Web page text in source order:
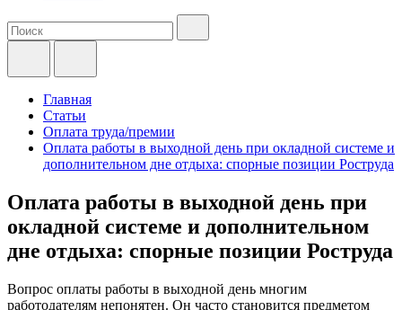
Главная
Статьи
Оплата труда/премии
Оплата работы в выходной день при окладной системе и
дополнительном дне отдыха: спорные позиции Роструда
Оплата работы в выходной день при
окладной системе и дополнительном
дне отдыха: спорные позиции Роструда
Вопрос оплаты работы в выходной день многим
работодателям непонятен. Он часто становится предметом